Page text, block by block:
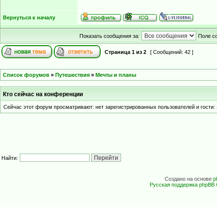
Вернуться к началу
Показать сообщения за: Поле
Страница 1 из 2 [ Сообщений: 42 ]
Список форумов » Путешествия » Мечты и планы
Кто сейчас на конференции
Сейчас этот форум просматривают: нет зарегистрированных пользователей и гости:
Найти:
Создано на основе
Русская поддержка phpBB